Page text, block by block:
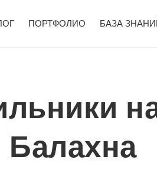
ПОРТФОЛИО БАЗА
Балахна